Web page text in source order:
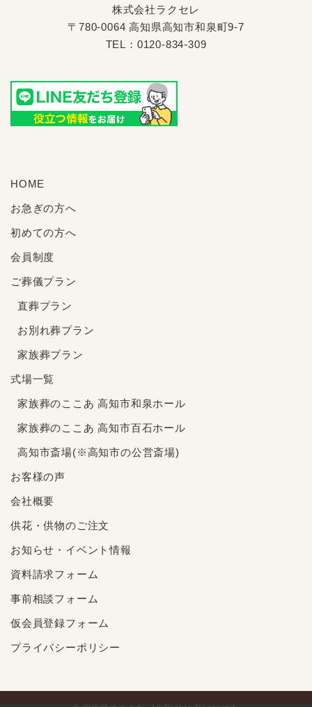
株式会社ラクセレ
〒780-0064 高知県高知市和泉町9-7
TEL： 0120-834-309
HOME
お急ぎの方へ
初めての方へ
会員制度
ご葬儀プラン
直葬プラン
お別れ葬プラン
家族葬プラン
式場一覧
家族葬のここあ 高知市和泉ホール
家族葬のここあ 高知市百石ホール
高知市斎場(※高知市の公営斎場)
お客様の声
会社概要
供花・供物のご注文
お知らせ・イベント情報
資料請求フォーム
事前相談フォーム
仮会員登録フォーム
プライバシーポリシー